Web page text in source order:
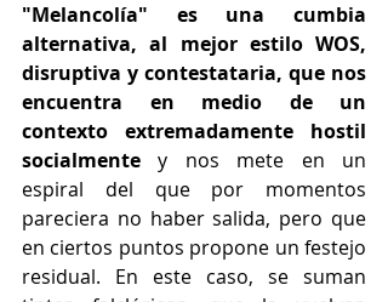
"Melancolía" es una cumbia
alternativa, al mejor estilo WOS,
disruptiva y contestataria, que nos
encuentra en medio de un
contexto extremadamente hostil
socialmente y nos mete en un
espiral del que por momentos
pareciera no haber salida, pero que
en ciertos puntos propone un festejo
residual. En este caso, se suman